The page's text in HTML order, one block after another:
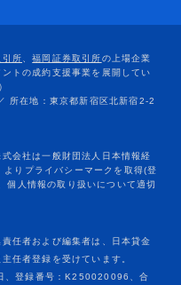
任者および編集者は、日本貸金
任者登録を受けています。
、登録番号：K250020096、合